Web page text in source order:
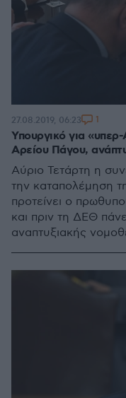
Υπουργικό για
Αρείου Πάγου,
Αύριο Τετάρτη η
την καταπολέμηση
προτείνει ο
και πριν τη ΔΕΘ
αναπτυξιακής
27.08.2019, 06:23 1